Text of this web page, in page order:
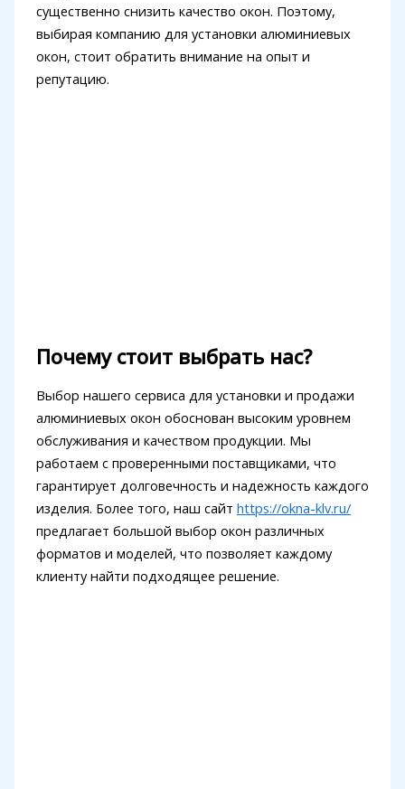
существенно снизить качество окон. Поэтому,
выбирая компанию для установки алюминиевых
окон, стоит обратить внимание на опыт и
репутацию.
Почему стоит выбрать нас?
Выбор нашего сервиса для установки и продажи
алюминиевых окон обоснован высоким уровнем
обслуживания и качеством продукции. Мы
работаем с проверенными поставщиками, что
гарантирует долговечность и надежность каждого
изделия. Более того, наш сайт https://okna-klv.ru/
предлагает большой выбор окон различных
форматов и моделей, что позволяет каждому
клиенту найти подходящее решение.